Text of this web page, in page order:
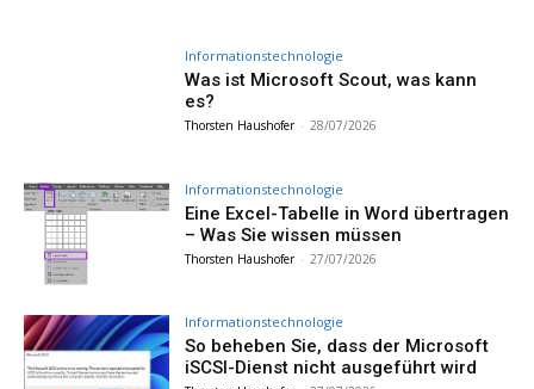
Informationstechnologie
Was ist Microsoft Scout, was kann
es?
Thorsten Haushofer - 28/07/2026
Informationstechnologie
Eine Excel-Tabelle in Word übertragen
– Was Sie wissen müssen
Thorsten Haushofer - 27/07/2026
Informationstechnologie
So beheben Sie, dass der Microsoft
iSCSI-Dienst nicht ausgeführt wird